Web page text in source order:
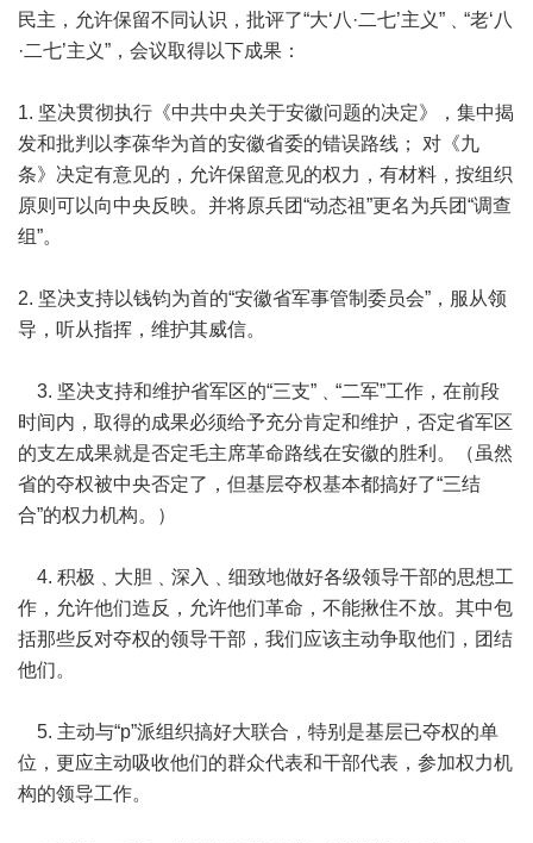
民主，允许保留不同认识，批评了“大‘八·二七’主义”﹑“老‘八
·二七’主义”，会议取得以下成果：
1. 坚决贯彻执行《中共中央关于安徽问题的决定》，集中揭
发和批判以李葆华为首的安徽省委的错误路线； 对《九
条》决定有意见的，允许保留意见的权力，有材料，按组织
原则可以向中央反映。并将原兵团“动态祖”更名为兵团“调查
组”。
2. 坚决支持以钱钧为首的“安徽省军事管制委员会”，服从领
导，听从指挥，维护其威信。
3. 坚决支持和维护省军区的“三支”﹑“二军”工作，在前段
时间内，取得的成果必须给予充分肯定和维护，否定省军区
的支左成果就是否定毛主席革命路线在安徽的胜利。（虽然
省的夺权被中央否定了，但基层夺权基本都搞好了“三结
合”的权力机构。）
4. 积极﹑大胆﹑深入﹑细致地做好各级领导干部的思想工
作，允许他们造反，允许他们革命，不能揪住不放。其中包
括那些反对夺权的领导干部，我们应该主动争取他们，团结
他们。
5. 主动与“p”派组织搞好大联合，特别是基层已夺权的单
位，更应主动吸收他们的群众代表和干部代表，参加权力机
构的领导工作。